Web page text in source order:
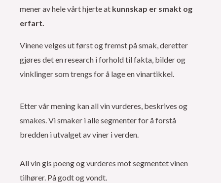
mener av hele vårt hjerte at kunnskap er smakt og
erfart.
Vinene velges ut først og fremst på smak, deretter
gjøres det en research i forhold til fakta, bilder og
vinklinger som trengs for å lage en vinartikkel.
Etter vår mening kan all vin vurderes, beskrives og
smakes. Vi smaker i alle segmenter for å forstå
bredden i utvalget av viner i verden.
All vin gis poeng og vurderes mot segmentet vinen
tilhører. På godt og vondt.